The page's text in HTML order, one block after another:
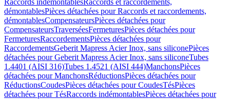
Raccords indémontablesRaccords et raccordements,
démontablesPièces détachées pour Raccords et raccordements,
démontablesCompensateursPièces détachées pour
CompensateursTraverséesFermeturesPièces détachées pour
FermeturesRaccordementsPièces détachées pour
RaccordementsGeberit Mapress Acier Inox, sans siliconePièces
détachées pour Geberit Mapress Acier Inox, sans siliconeTubes
1.4401 (AISI 316)Tubes 1.4521 (AISI 444)ManchonsPièces
détachées pour ManchonsRéductionsPièces détachées pour
RéductionsCoudesPièces détachées pour CoudesTésPièces
détachées pour TésRaccords indémontablesPièces détachées pour